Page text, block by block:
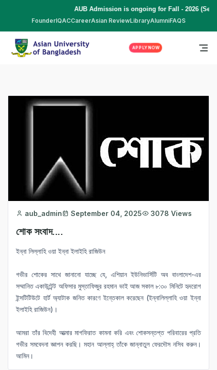
AUB Admission is ongoing for Fall - 2026
FounderIQACCareerAsian ReviewLibraryAlumniFAQS
APPLY NOW
aub_admin September 04, 2025 3078 Views
শোক সংবাদ....
ইন্না লিল্লাহি ওয়া ইন্না ইলাইহি রাজিউন
গভীর শোকের সাথে জানানো যাচ্ছে যে, এশিয়ান ইউনিভার্সিটি অব বাংলাদেশ-এর
সম্মানিত একাউন্টেন্ট অফিসার মুস্তাফিজুর রহমান ভাই আজ সকাল ৮:৩০ মিনিটে হৃদরোগ
ইন্সটিটিউটে হার্ট অ্যাটাক জনিত কারণে ইন্তেকাল করেছেন (ইন্নালিল্লাহি ওয়া ইন্না
ইলাইহি রাজিউন)।
আমরা তাঁর বিদেহী আত্মার মাগফিরাত কামনা করি এবং শোকসন্তপ্ত পরিবারের প্রতি
গভীর সমবেদনা জ্ঞাপন করছি। মহান আল্লাহ্‌ তাঁকে জান্নাতুল ফেরদৌস নসিব করুন।
আমিন।